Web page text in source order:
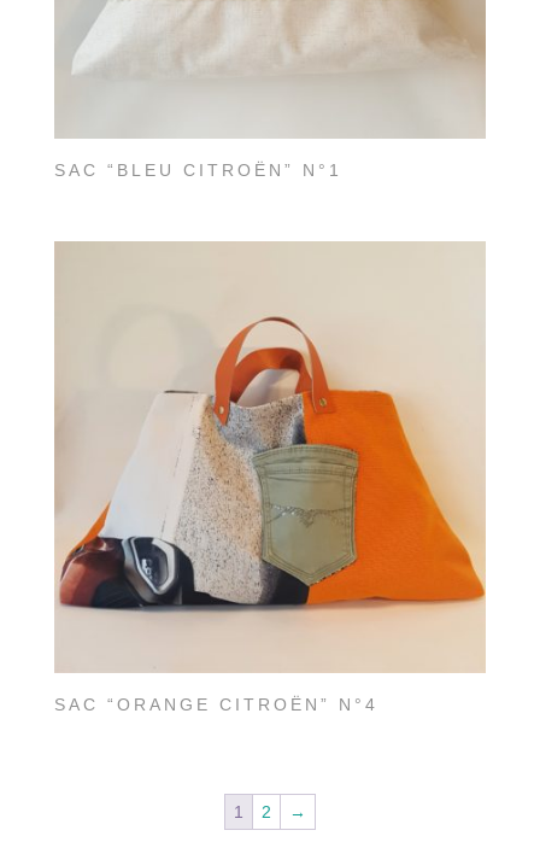
SAC “BLEU CITROËN” N°1
SAC “ORANGE CITROËN” N°4
1 2 →